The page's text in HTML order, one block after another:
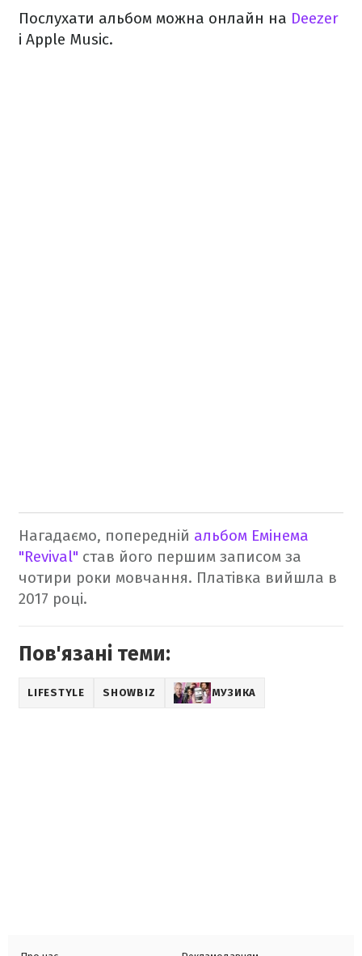
Послухати альбом можна онлайн на Deezer
і Apple Music.
Нагадаємо, попередній альбом Емінема
"Revival" став його першим записом за
чотири роки мовчання. Платівка вийшла в
2017 році.
Пов'язані теми:
LIFESTYLE SHOWBIZ МУЗИКА